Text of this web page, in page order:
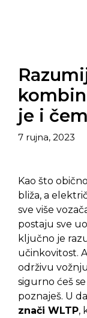
je i
7 rujna, 2023
Kao što
bliža, a
sve više
postaju sve
ključno je
učinkovitost.
održivu
sigurno ćeš
poznaješ. U
znači WLTP,